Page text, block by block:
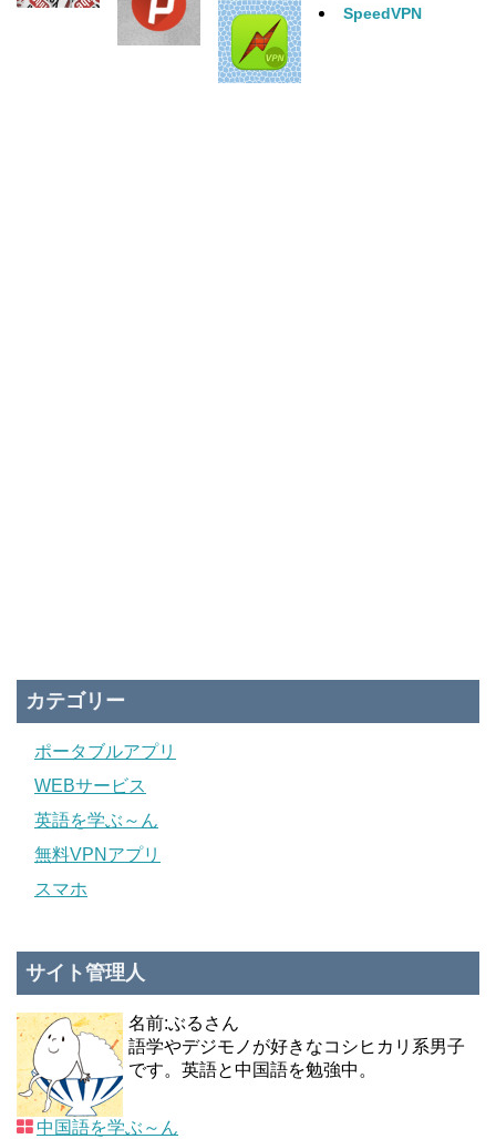
SpeedVPN
カテゴリー
ポータブルアプリ
WEBサービス
英語を学ぶ～ん
無料VPNアプリ
スマホ
サイト管理人
名前:ぶるさん
語学やデジモノが好きなコシヒカリ系男子
です。英語と中国語を勉強中。
中国語を学ぶ～ん